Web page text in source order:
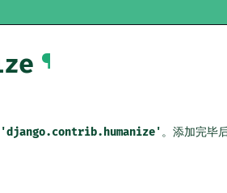
¶
'django.contrib.humanize' 。添加完毕